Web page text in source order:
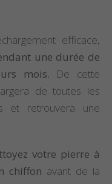
efficace,
une durée de
mois. De cette
de toutes les
et retrouvera une
votre pierre à
chiffon avant de la